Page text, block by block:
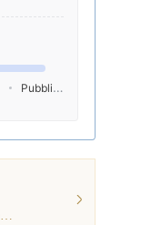
Pubblicità
Le informazioni attuali mostrano che questo broker non dispone di un software di trading. Si prega di essere consapevoli!